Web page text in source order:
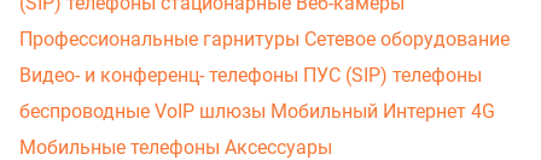
Профессиональные гарнитуры Сетевое оборудование
Видео- и конференц- телефоны ПУС (SIP) телефоны
беспроводные VoIP шлюзы Мобильный Интернет 4G
Мобильные телефоны Аксессуары